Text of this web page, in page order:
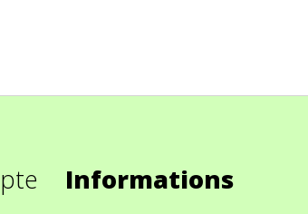
Informations